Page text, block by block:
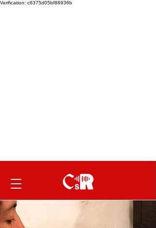
Verification: c6375d05bf88936b